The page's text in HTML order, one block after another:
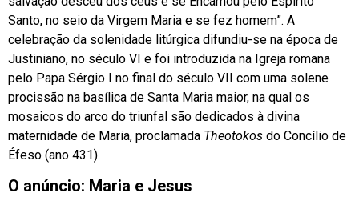
Santo, no seio da Virgem Maria e se fez homem”. A
celebração da solenidade litúrgica difundiu-se na época de
Justiniano, no século VI e foi introduzida na Igreja romana
pelo Papa Sérgio I no final do século VII com uma solene
procissão na basílica de Santa Maria maior, na qual os
mosaicos do arco do triunfal são dedicados à divina
maternidade de Maria, proclamada Theotokos do Concílio de
Éfeso (ano 431).
O anúncio: Maria e Jesus